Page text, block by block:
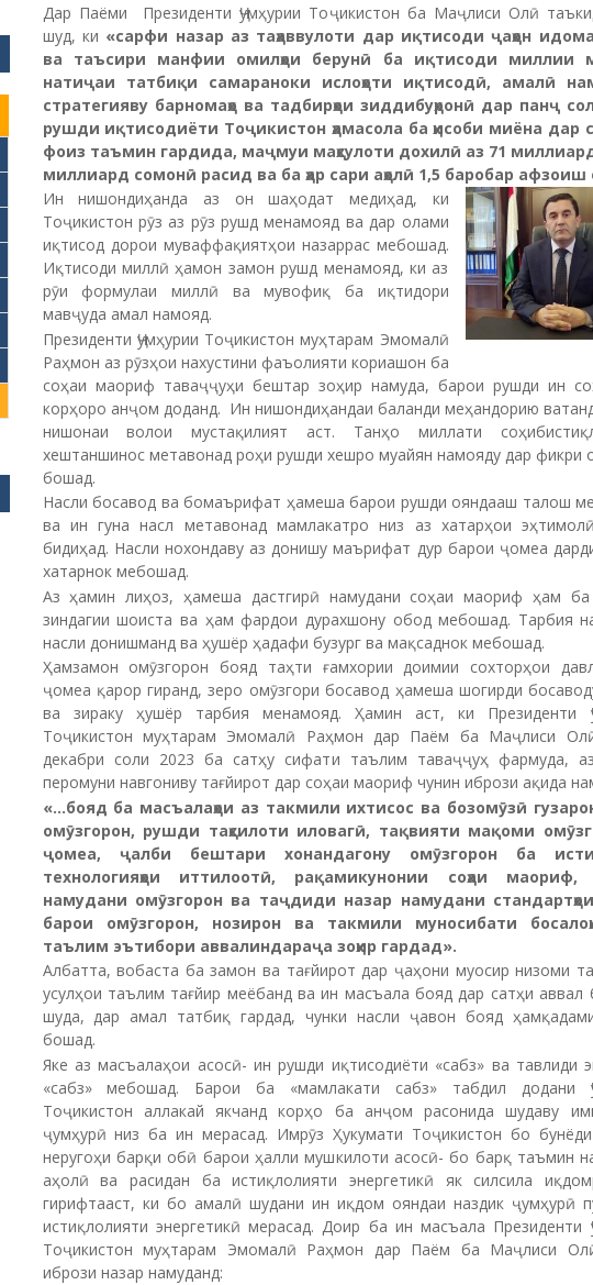
Дар Паёми Президенти Ҷумҳурии Тоҷикистон ба Маҷлиси Олӣ
шуд, ки «сарфи назар аз таҳаввулоти дар иқтисоди ҷаҳон
ва таъсири манфии омилҳои берунӣ ба иқтисоди миллии
натиҷаи татбиқи самараноки ислоҳоти иқтисодӣ, амалӣ
стратегияву барномаҳо ва тадбирҳои зиддибуҳронӣ дар панҷ
рушди иқтисодиёти Тоҷикистон ҳамасола ба ҳисоби миёна дар
фоиз таъмин гардида, маҷмуи маҳсулоти дохилӣ аз 71
миллиард сомонӣ расид ва ба ҳар сари аҳолӣ 1,5 баробар афзоиш
Ин нишондиҳанда аз он шаҳодат медиҳад, ки
Тоҷикистон рӯз аз рӯз рушд менамояд ва дар олами
иқтисод дорои муваффақиятҳои назаррас мебошад.
Иқтисоди миллӣ ҳамон замон рушд менамояд, ки аз
рӯи формулаи миллӣ ва мувофиқ ба иқтидори
мавҷуда амал намояд.
Президенти Ҷумҳурии Тоҷикистон муҳтарам Эмомалӣ
Раҳмон аз рӯзҳои нахустини фаъолияти кориашон ба
соҳаи маориф таваҷҷуҳи бештар зоҳир намуда, барои рушди ин
корҳоро анҷом доданд. Ин нишондиҳандаи баланди меҳандорию
нишонаи волои мустақилият аст. Танҳо миллати
хештаншинос метавонад роҳи рушди хешро муайян намояду дар фикри
бошад.
Насли босавод ва бомаърифат ҳамеша барои рушди ояндааш талош
ва ин гуна насл метавонад мамлакатро низ аз хатарҳои
бидиҳад. Насли нохондаву аз донишу маърифат дур барои ҷомеа
хатарнок мебошад.
Аз ҳамин лиҳоз, ҳамеша дастгирӣ намудани соҳаи маориф ҳам ба
зиндагии шоиста ва ҳам фардои дурахшону обод мебошад. Тарбия
насли донишманд ва ҳушёр ҳадафи бузург ва мақсаднок мебошад.
Ҳамзамон омӯзгорон бояд таҳти ғамхории доимии сохторҳои
ҷомеа қарор гиранд, зеро омӯзгори босавод ҳамеша шогирди
ва зираку ҳушёр тарбия менамояд. Ҳамин аст, ки Президенти
Тоҷикистон муҳтарам Эмомалӣ Раҳмон дар Паём ба Маҷлиси
декабри соли 2023 ба сатҳу сифати таълим таваҷҷуҳ фармуда,
перомуни навгониву тағйирот дар соҳаи маориф чунин ибрози ақида
«…бояд ба масъалаҳои аз такмили ихтисос ва бозомӯзӣ
омӯзгорон, рушди таҳсилоти иловагӣ, тақвияти мақоми
ҷомеа, ҷалби бештари хонандагону омӯзгорон ба
технологияҳои иттилоотӣ, рақамикунонии соҳаи
намудани омӯзгорон ва таҷдиди назар намудани
барои омӯзгорон, нозирон ва такмили муносибати
таълим эътибори аввалиндараҷа зоҳир гардад».
Албатта, вобаста ба замон ва тағйирот дар ҷаҳони муосир низоми
усулҳои таълим тағйир меёбанд ва ин масъала бояд дар сатҳи аввал
шуда, дар амал татбиқ гардад, чунки насли ҷавон бояд
бошад.
Яке аз масъалаҳои асосӣ- ин рушди иқтисодиёти «сабз» ва тавлиди
«сабз» мебошад. Барои ба «мамлакати сабз» табдил додани
Тоҷикистон аллакай якчанд корҳо ба анҷом расонида шудаву
ҷумҳурӣ низ ба ин мерасад. Имрӯз Ҳукумати Тоҷикистон бо
неругоҳи барқи обӣ барои ҳалли мушкилоти асосӣ- бо барқ таъмин
аҳолӣ ва расидан ба истиқлолияти энергетикӣ як силсила
гирифтааст, ки бо амалӣ шудани ин иқдом ояндаи наздик ҷумҳурӣ
истиқлолияти энергетикӣ мерасад. Доир ба ин масъала Президенти
Тоҷикистон муҳтарам Эмомалӣ Раҳмон дар Паём ба Маҷлиси
ибрози назар намуданд: